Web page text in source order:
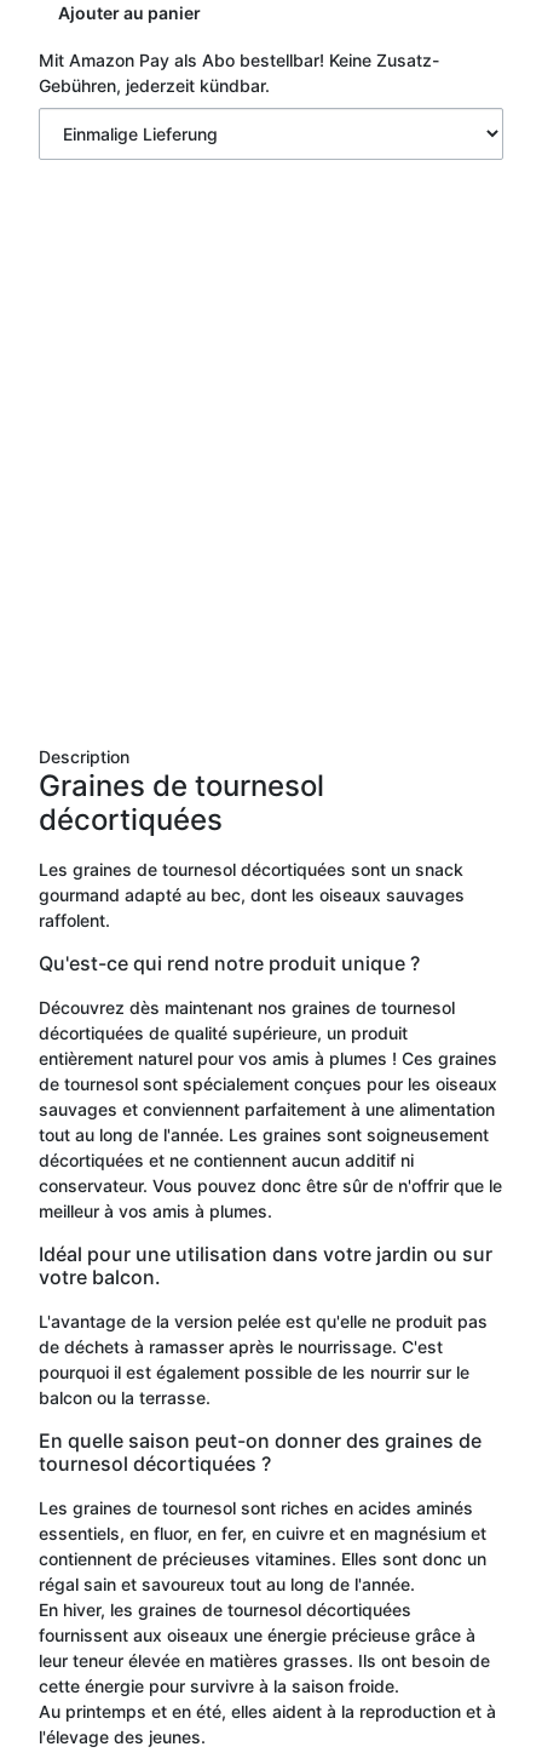
Ajouter au panier
Mit Amazon Pay als Abo bestellbar! Keine Zusatz-
Gebühren, jederzeit kündbar.
Description
Graines de tournesol
décortiquées
Les graines de tournesol décortiquées sont un snack
gourmand adapté au bec, dont les oiseaux sauvages
raffolent.
Qu'est-ce qui rend notre produit unique ?
Découvrez dès maintenant nos graines de tournesol
décortiquées de qualité supérieure, un produit
entièrement naturel pour vos amis à plumes ! Ces graines
de tournesol sont spécialement conçues pour les oiseaux
sauvages et conviennent parfaitement à une alimentation
tout au long de l'année. Les graines sont soigneusement
décortiquées et ne contiennent aucun additif ni
conservateur. Vous pouvez donc être sûr de n'offrir que le
meilleur à vos amis à plumes.
Idéal pour une utilisation dans votre jardin ou sur
votre balcon.
L'avantage de la version pelée est qu'elle ne produit pas
de déchets à ramasser après le nourrissage. C'est
pourquoi il est également possible de les nourrir sur le
balcon ou la terrasse.
En quelle saison peut-on donner des graines de
tournesol décortiquées ?
Les graines de tournesol sont riches en acides aminés
essentiels, en fluor, en fer, en cuivre et en magnésium et
contiennent de précieuses vitamines. Elles sont donc un
régal sain et savoureux tout au long de l'année.
En hiver, les graines de tournesol décortiquées
fournissent aux oiseaux une énergie précieuse grâce à
leur teneur élevée en matières grasses. Ils ont besoin de
cette énergie pour survivre à la saison froide.
Au printemps et en été, elles aident à la reproduction et à
l'élevage des jeunes.